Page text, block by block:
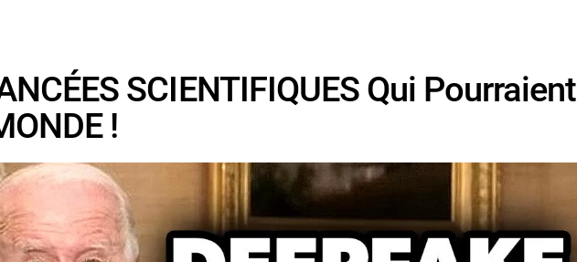
SCIENTIFIQUES Qui Pourraient
!